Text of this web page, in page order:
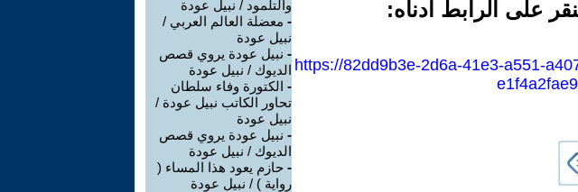
على الرابط أدناه:
https://82dd9b3e-2d6a-41e3-a551-
والتلمود / نبيل عودة
- معضلة العالم العربي /
نبيل عودة
- نبيل عودة يروي قصص
الديوك / نبيل عودة
- الكتورة وفاء سلطان
تحاور الكاتب نبيل عودة /
نبيل عودة
- نبيل عودة يروي قصص
الديوك / نبيل عودة
- حازم يعود هذا المساء (
رواية ) / نبيل عودة